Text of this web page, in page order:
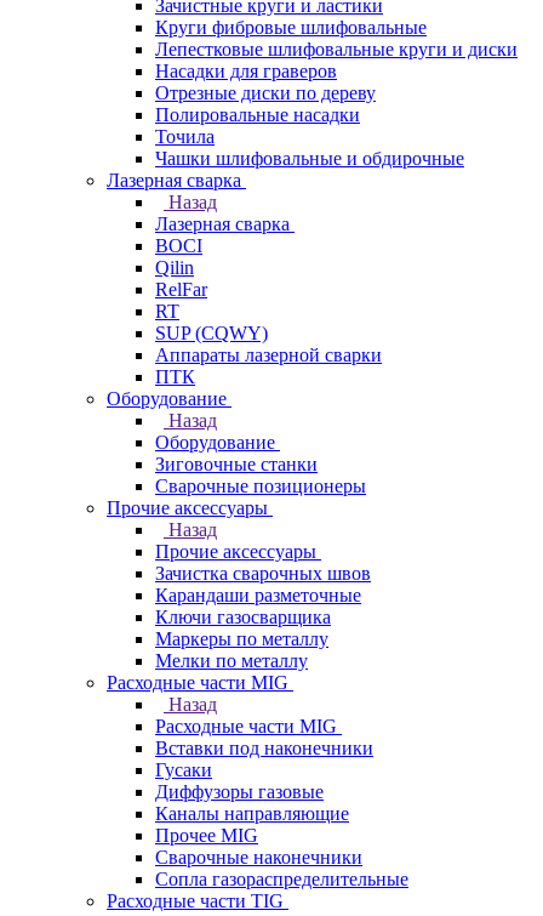
Зачистные круги и ластики
Круги фибровые шлифовальные
Лепестковые шлифовальные круги и диски
Насадки для граверов
Отрезные диски по дереву
Полировальные насадки
Точила
Чашки шлифовальные и обдирочные
Лазерная сварка
Назад
Лазерная сварка
BOCI
Qilin
RelFar
RT
SUP (CQWY)
Аппараты лазерной сварки
ПТК
Оборудование
Назад
Оборудование
Зиговочные станки
Сварочные позиционеры
Прочие аксессуары
Назад
Прочие аксессуары
Зачистка сварочных швов
Карандаши разметочные
Ключи газосварщика
Маркеры по металлу
Мелки по металлу
Расходные части MIG
Назад
Расходные части MIG
Вставки под наконечники
Гусаки
Диффузоры газовые
Каналы направляющие
Прочее MIG
Сварочные наконечники
Сопла газораспределительные
Расходные части TIG